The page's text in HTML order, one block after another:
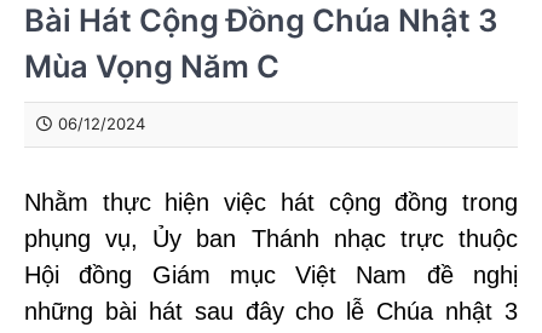
Bài Hát Cộng Đồng Chúa Nhật 3
Mùa Vọng Năm C
06/12/2024
Nhằm thực hiện việc hát cộng đồng trong
phụng vụ, Ủy ban Thánh nhạc trực thuộc
Hội đồng Giám mục Việt Nam đề nghị
những bài hát sau đây cho lễ Chúa nhật 3